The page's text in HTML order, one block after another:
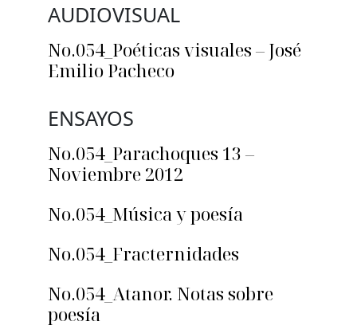
AUDIOVISUAL
No.054_Poéticas visuales – José
Emilio Pacheco
ENSAYOS
No.054_Parachoques 13 –
Noviembre 2012
No.054_Música y poesía
No.054_Fracternidades
No.054_Atanor. Notas sobre
poesía